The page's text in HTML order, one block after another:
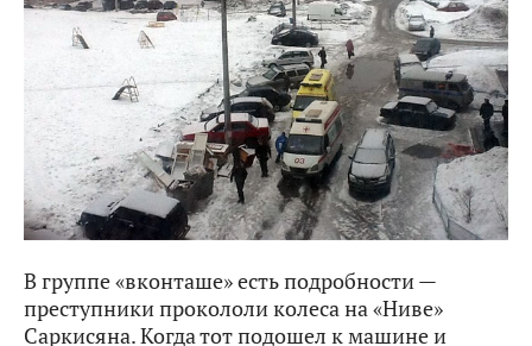
В группе «вконташе» есть подробности —
преступники прокололи колеса на «Ниве»
Саркисяна. Когда тот подошел к машине и